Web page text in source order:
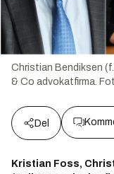
Christian Bendiksen
& Co advokatfirma.
Del
Kristian Foss,